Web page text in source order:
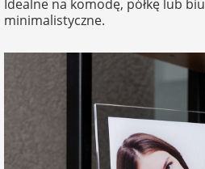
Idealne na komodę, półkę lub
minimalistyczne.